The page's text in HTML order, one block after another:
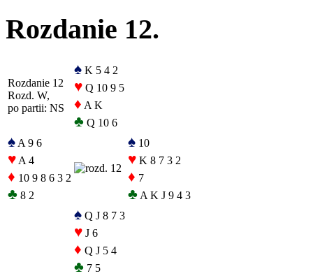
Rozdanie 12.
Rozdanie 12
Rozd. W,
po partii: NS
♠ K 5 4 2
♥ Q 10 9 5
♦ A K
♣ Q 10 6
♠ A 9 6
♥ A 4
♦ 10 9 8 6 3 2
♣ 8 2
♠ 10
♥ K 8 7 3 2
♦ 7
♣ A K J 9 4 3
♠ Q J 8 7 3
♥ J 6
♦ Q J 5 4
♣ 7 5